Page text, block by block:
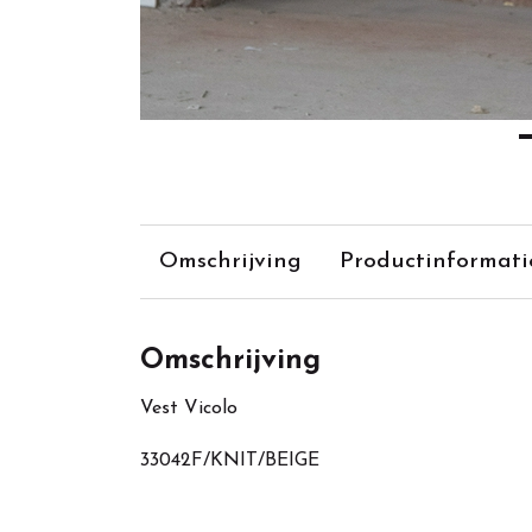
Omschrijving
Omschrijving
Vest Vicolo
33042F/KNIT/BEIGE